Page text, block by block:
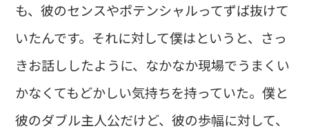
も、彼のセンスやポテンシャルってずば抜けて
いたんです。それに対して僕はというと、さっ
きお話ししたように、なかなか現場でうまくい
かなくてもどかしい気持ちを持っていた。僕と
彼のダブル主人公だけど、彼の歩幅に対して、